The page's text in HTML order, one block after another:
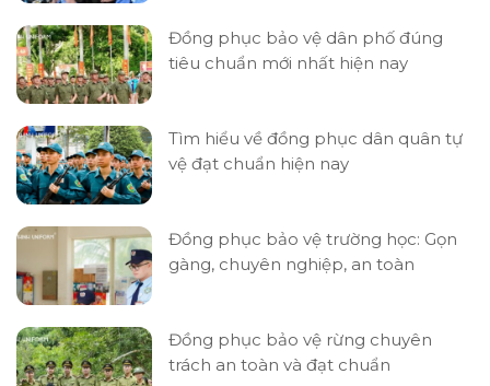
Đồng phục bảo vệ dân phố đúng
tiêu chuẩn mới nhất hiện nay
Tìm hiểu về đồng phục dân quân tự
vệ đạt chuẩn hiện nay
Đồng phục bảo vệ trường học: Gọn
gàng, chuyên nghiệp, an toàn
Đồng phục bảo vệ rừng chuyên
trách an toàn và đạt chuẩn